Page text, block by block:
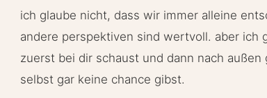
ich glaube nicht, dass wir immer alleine
andere perspektiven sind wertvoll. aber ich
zuerst bei dir schaust und dann nach
selbst gar keine chance gibst.